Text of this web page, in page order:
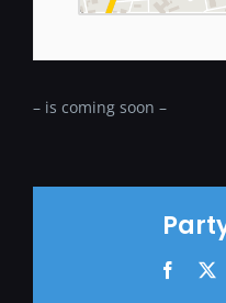
– is coming soon –